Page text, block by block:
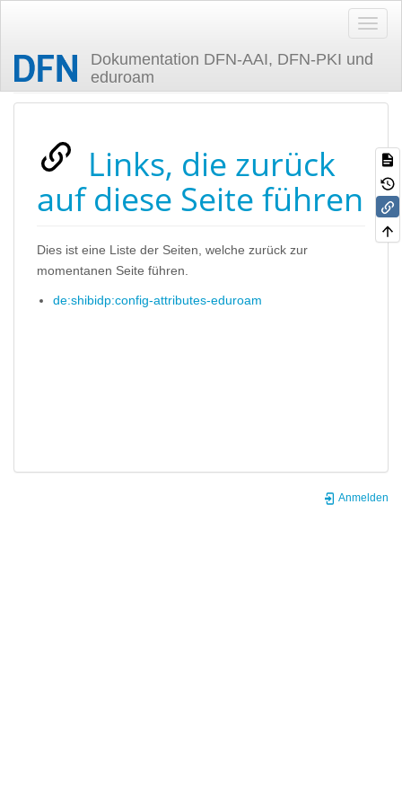
Dokumentation DFN-AAI, DFN-PKI und
eduroam
Zuletzt angesehen
Links, die zurück
auf diese Seite führen
Dies ist eine Liste der Seiten, welche zurück zur
momentanen Seite führen.
de:shibidp:config-attributes-eduroam
Anmelden